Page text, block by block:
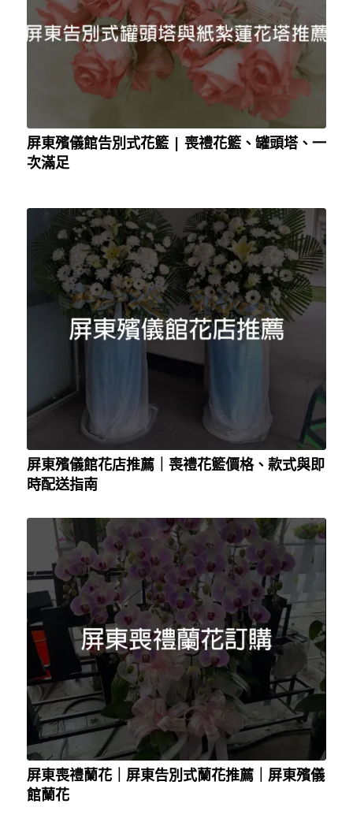
屏東殯儀館告別式花籃 | 喪禮花籃、罐頭塔、一
次滿足
屏東殯儀館花店推薦｜喪禮花籃價格、款式與即
時配送指南
屏東喪禮蘭花｜屏東告別式蘭花推薦｜屏東殯儀
館蘭花